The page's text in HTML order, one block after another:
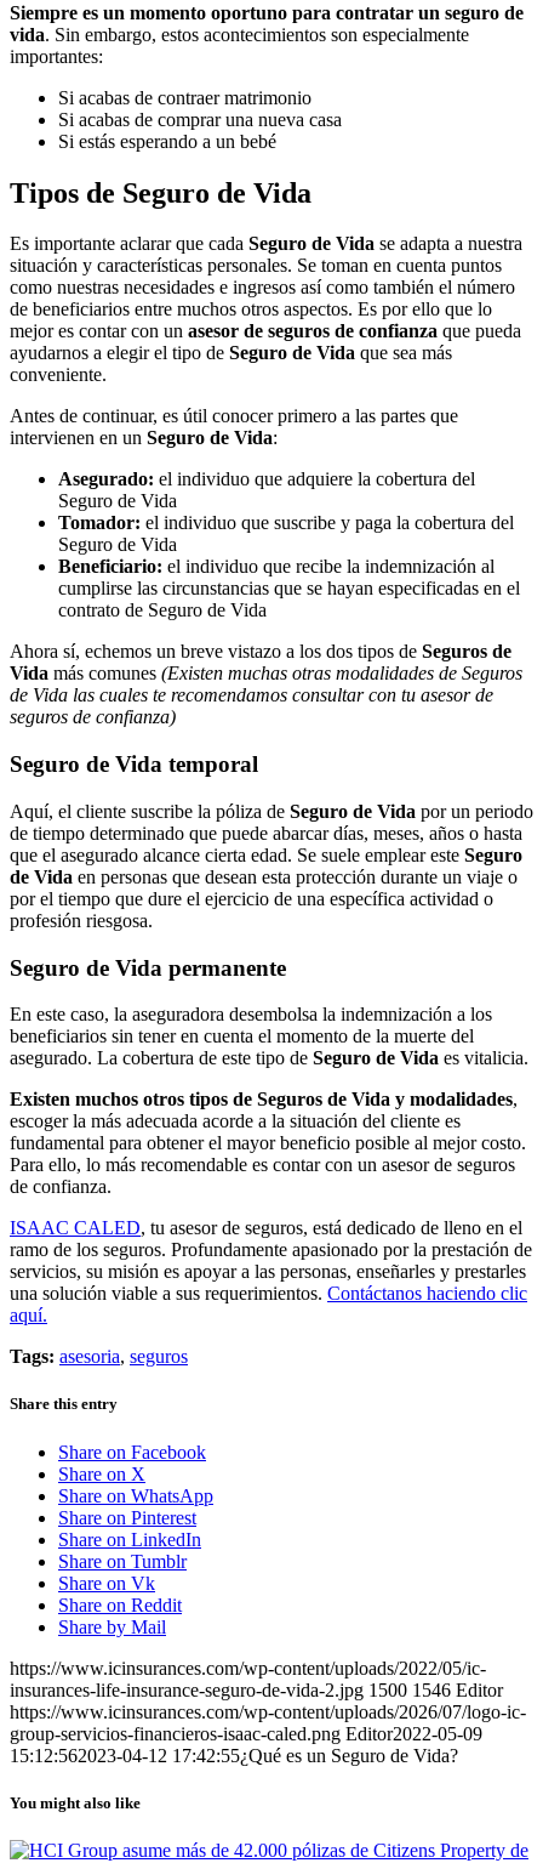
Siempre es un momento oportuno para contratar un seguro de
vida. Sin embargo, estos acontecimientos son especialmente
importantes:
Si acabas de contraer matrimonio
Si acabas de comprar una nueva casa
Si estás esperando a un bebé
Tipos de Seguro de Vida
Es importante aclarar que cada Seguro de Vida se adapta a nuestra
situación y características personales. Se toman en cuenta puntos
como nuestras necesidades e ingresos así como también el número
de beneficiarios entre muchos otros aspectos. Es por ello que lo
mejor es contar con un asesor de seguros de confianza que pueda
ayudarnos a elegir el tipo de Seguro de Vida que sea más
conveniente.
Antes de continuar, es útil conocer primero a las partes que
intervienen en un Seguro de Vida:
Asegurado: el individuo que adquiere la cobertura del
Seguro de Vida
Tomador: el individuo que suscribe y paga la cobertura del
Seguro de Vida
Beneficiario: el individuo que recibe la indemnización al
cumplirse las circunstancias que se hayan especificadas en el
contrato de Seguro de Vida
Ahora sí, echemos un breve vistazo a los dos tipos de Seguros de
Vida más comunes (Existen muchas otras modalidades de Seguros
de Vida las cuales te recomendamos consultar con tu asesor de
seguros de confianza)
Seguro de Vida temporal
Aquí, el cliente suscribe la póliza de Seguro de Vida por un periodo
de tiempo determinado que puede abarcar días, meses, años o hasta
que el asegurado alcance cierta edad. Se suele emplear este Seguro
de Vida en personas que desean esta protección durante un viaje o
por el tiempo que dure el ejercicio de una específica actividad o
profesión riesgosa.
Seguro de Vida permanente
En este caso, la aseguradora desembolsa la indemnización a los
beneficiarios sin tener en cuenta el momento de la muerte del
asegurado. La cobertura de este tipo de Seguro de Vida es vitalicia.
Existen muchos otros tipos de Seguros de Vida y modalidades,
escoger la más adecuada acorde a la situación del cliente es
fundamental para obtener el mayor beneficio posible al mejor costo.
Para ello, lo más recomendable es contar con un asesor de seguros
de confianza.
ISAAC CALED, tu asesor de seguros, está dedicado de lleno en el
ramo de los seguros. Profundamente apasionado por la prestación de
servicios, su misión es apoyar a las personas, enseñarles y prestarles
una solución viable a sus requerimientos. Contáctanos haciendo clic
aquí.
Tags: asesoria, seguros
Share this entry
Share on Facebook
Share on X
Share on WhatsApp
Share on Pinterest
Share on LinkedIn
Share on Tumblr
Share on Vk
Share on Reddit
Share by Mail
https://www.icinsurances.com/wp-content/uploads/2022/05/ic-
insurances-life-insurance-seguro-de-vida-2.jpg 1500 1546 Editor
https://www.icinsurances.com/wp-content/uploads/2026/07/logo-ic-
group-servicios-financieros-isaac-caled.png Editor2022-05-09
15:12:562023-04-12 17:42:55¿Qué es un Seguro de Vida?
You might also like